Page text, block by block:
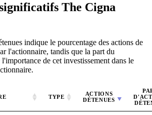
The Cigna
indique le pourcentage des actions de
l'actionnaire, tandis que la part du
de cet investissement dans le
TYPE
ACTIONS
DÉTENUES